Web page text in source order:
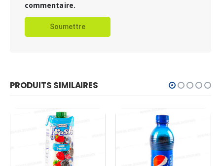
commentaire.
PRODUITS SIMILAIRES